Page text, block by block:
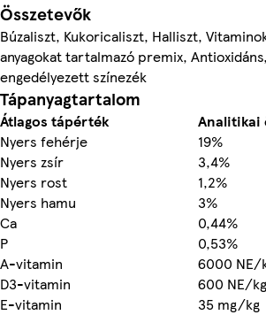
Összetevők
Búzaliszt, Kukoricaliszt, Halliszt,
anyagokat tartalmazó premix,
engedélyezett színezék
Tápanyagtartalom
Átlagos tápérték
Analitikai
Nyers fehérje
19%
Nyers zsír
3,4%
Nyers rost
1,2%
Nyers hamu
3%
Ca
0,44%
P
0,53%
A-vitamin
6000 NE/
D3-vitamin
600 NE/kg
E-vitamin
35 mg/kg